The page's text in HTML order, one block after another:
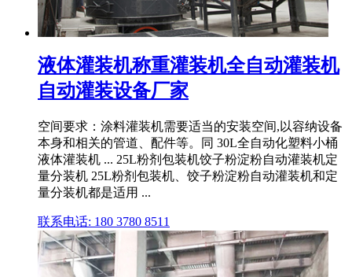
液体灌装机称重灌装机全自动灌装机
自动灌装设备厂家
空间要求：涂料灌装机需要适当的安装空间,以容纳设备
本身和相关的管道、配件等。同 30L全自动化塑料小桶
液体灌装机 ... 25L粉剂包装机饺子粉淀粉自动灌装机定
量分装机 25L粉剂包装机、饺子粉淀粉自动灌装机和定
量分装机都是适用 ...
联系电话: 180 3780 8511